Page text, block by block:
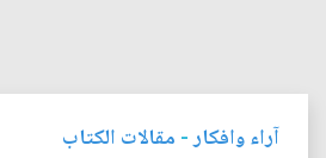
آراء وافكار- مقالات الكتاب